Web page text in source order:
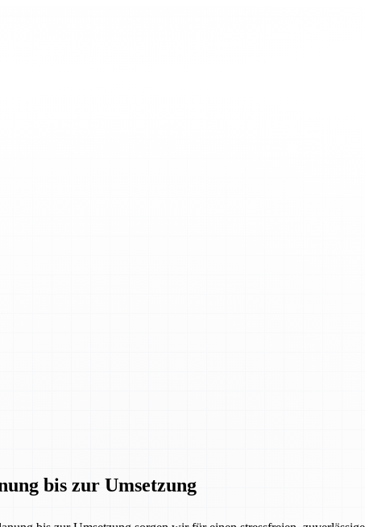
bis zur Umsetzung